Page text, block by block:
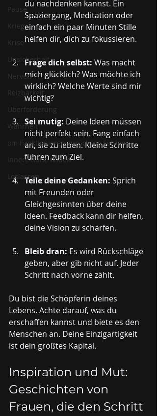
Pause
Krieg
Krise
Unsicherheit
Nerven
Reizbarkeit
Überforderung
Wahrheit
om Funktionieren zurück ins Fühlen
innere Ruhe finden
Loslassen
du nachdenken kannst. Ein
Spaziergang, Meditation oder
einfach ein paar Minuten Stille
helfen dir, dich zu fokussieren.
Frage dich selbst: Was macht
mich glücklich? Was möchte ich
wirklich? Welche Werte sind mir
wichtig?
Sei mutig: Deine Ideen müssen
nicht perfekt sein. Fang einfach
an, sie zu leben. Kleine Schritte
führen zum Ziel.
Teile deine Gedanken: Sprich
mit Freunden oder
Gleichgesinnten über deine
Ideen. Feedback kann dir helfen,
deine Vision zu schärfen.
Bleib dran: Es wird Rückschläge
geben, aber gib nicht auf. Jeder
Schritt nach vorne zählt.
Du bist die Schöpferin deines
Lebens. Achte darauf, was du
erschaffen kannst und biete es den
Menschen an. Deine Einzigartigkeit
ist dein größtes Kapital.
Inspiration und Mut:
Geschichten von
Frauen, die den Schritt